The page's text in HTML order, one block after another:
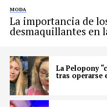
MODA
La importancia de
desmaquillantes en
La Pelopony
tras operarse